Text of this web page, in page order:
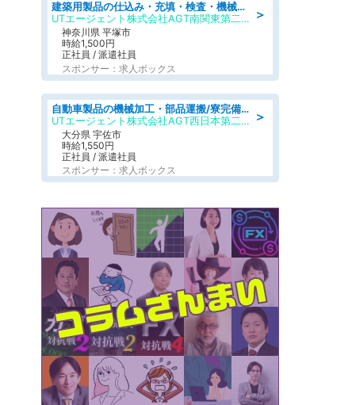
＞
建築用製品の仕込み・充填・検査・機械操作/寮完備/日払い/工場・製造
UTエージェント株式会社AGT南関東第二CU
神奈川県 平塚市
時給1,500円
正社員 / 派遣社員
スポンサー：求人ボックス
＞
自動車製品の機械加工・部品運搬/寮完備/日払い/工場・製造
UTエージェント株式会社AGT西日本第二CU
大分県 宇佐市
時給1,550円
正社員 / 派遣社員
スポンサー：求人ボックス